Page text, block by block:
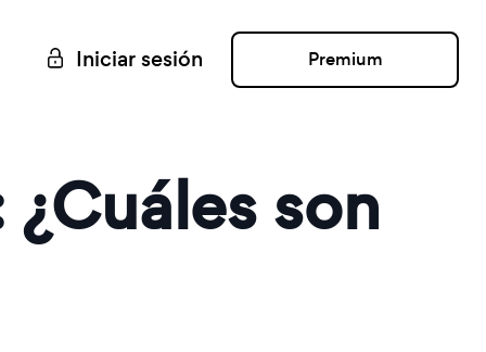
Iniciar sesión Premium
son